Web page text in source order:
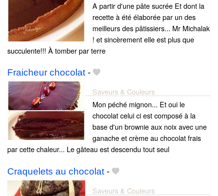
A partir d'une pâte sucrée Et dont la
recette à été élaborée par un des
meilleurs des pâtissiers... Mr Michalak
! et sincèrement elle est plus que
succulente!!! À tomber par terre
Fraicheur chocolat-
Saveurs & Couleurs
Mon péché mignon... Et oui le
chocolat celui ci est composé à la
base d'un brownie aux noix avec une
ganache et crème au chocolat frais
par cette chaleur... Le gâteau est descendu tout seul
Craquelets au chocolat -
Saveurs & Couleurs